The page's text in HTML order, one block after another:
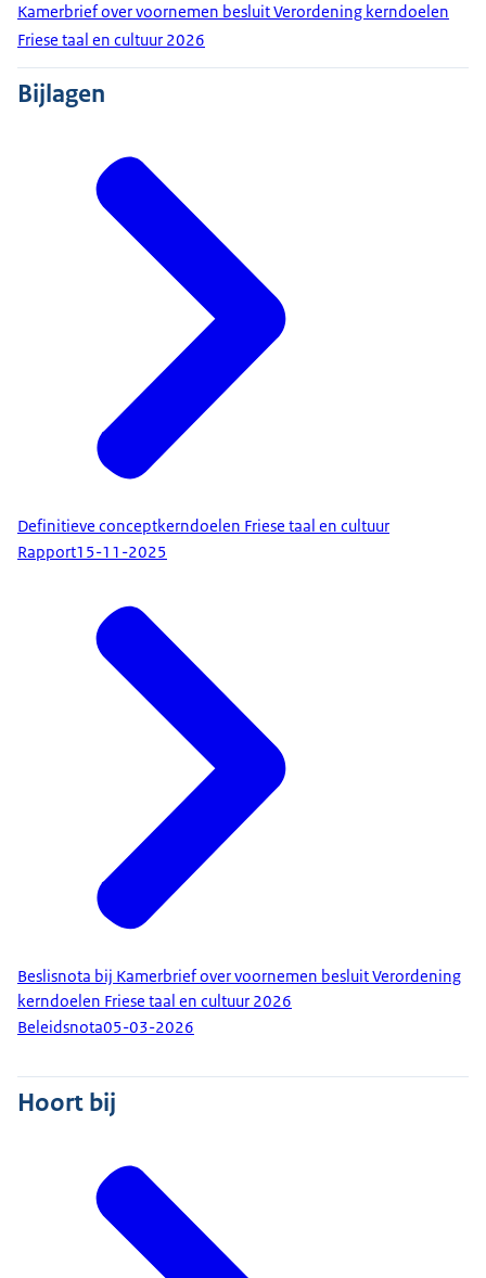
Kamerbrief over voornemen besluit Verordening kerndoelen
Friese taal en cultuur 2026
Bijlagen
Definitieve conceptkerndoelen Friese taal en cultuur
Rapport15-11-2025
Beslisnota bij Kamerbrief over voornemen besluit Verordening
kerndoelen Friese taal en cultuur 2026
Beleidsnota05-03-2026
Hoort bij